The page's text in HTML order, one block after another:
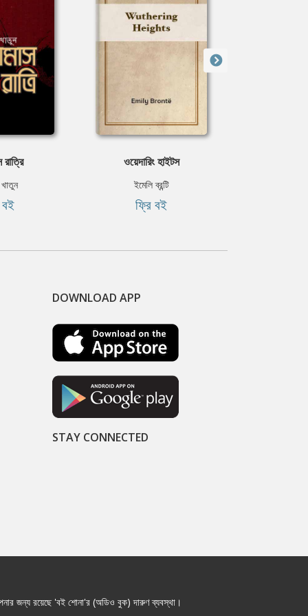
রাত্রি
খাতুন
ওয়েদারিং হাইটস
ইমেলি ব্রন্টি
ফ্রি বই
DOWNLOAD APP
STAY CONNECTED
জন্য রয়েছে 'বই শোনা'র (অডিও বুক) দারুণ ব্যবস্থা।